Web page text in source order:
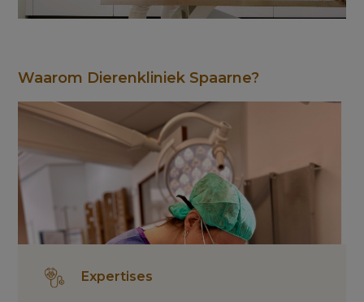
Waarom Dierenkliniek Spaarne?
Expertises